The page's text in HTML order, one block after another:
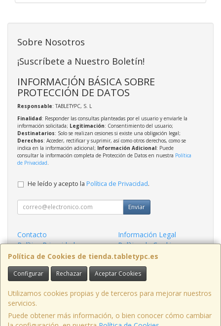
Política de Cookies de tienda.tabletypc.es
Configurar Rechazar Aceptar Cookies
Utilizamos cookies propias y de terceros para mejorar nuestros
servicios.
Puede obtener más información, o bien conocer cómo cambiar
Sobre Nosotros
¡Suscríbete a Nuestro Boletín!
INFORMACIÓN BÁSICA SOBRE
PROTECCIÓN DE DATOS
Responsable: TABLETYPC, S. L
Finalidad: Responder las consultas planteadas por el usuario y enviarle la
información solicitada; Legitimación: Consentimiento del usuario;
Destinatarios: Solo se realizan cesiones si existe una obligación legal;
Derechos: Acceder, rectificar y suprimir, así como otros derechos, como se
indica en la información adicional; Información Adicional: Puede
consultar la información completa de Protección de Datos en nuestra Política
de Privacidad
He leído y acepto la Política de Privacidad.
Enviar
Contacto
Información Legal
Política Privacidad
Política de Cookies
Condiciones de Compra
Formas de Pago
Contacto
tienda@tabletypc.es